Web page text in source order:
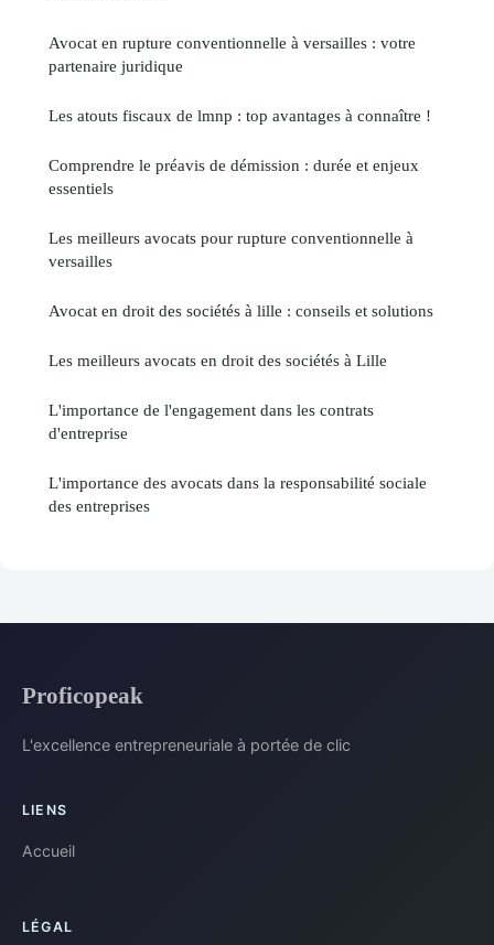
Avocat en rupture conventionnelle à versailles : votre
partenaire juridique
Les atouts fiscaux de lmnp : top avantages à connaître !
Comprendre le préavis de démission : durée et enjeux
essentiels
Les meilleurs avocats pour rupture conventionnelle à
versailles
Avocat en droit des sociétés à lille : conseils et solutions
Les meilleurs avocats en droit des sociétés à Lille
L'importance de l'engagement dans les contrats
d'entreprise
L'importance des avocats dans la responsabilité sociale
des entreprises
Proficopeak
L'excellence entrepreneuriale à portée de clic
LIENS
Accueil
LÉGAL